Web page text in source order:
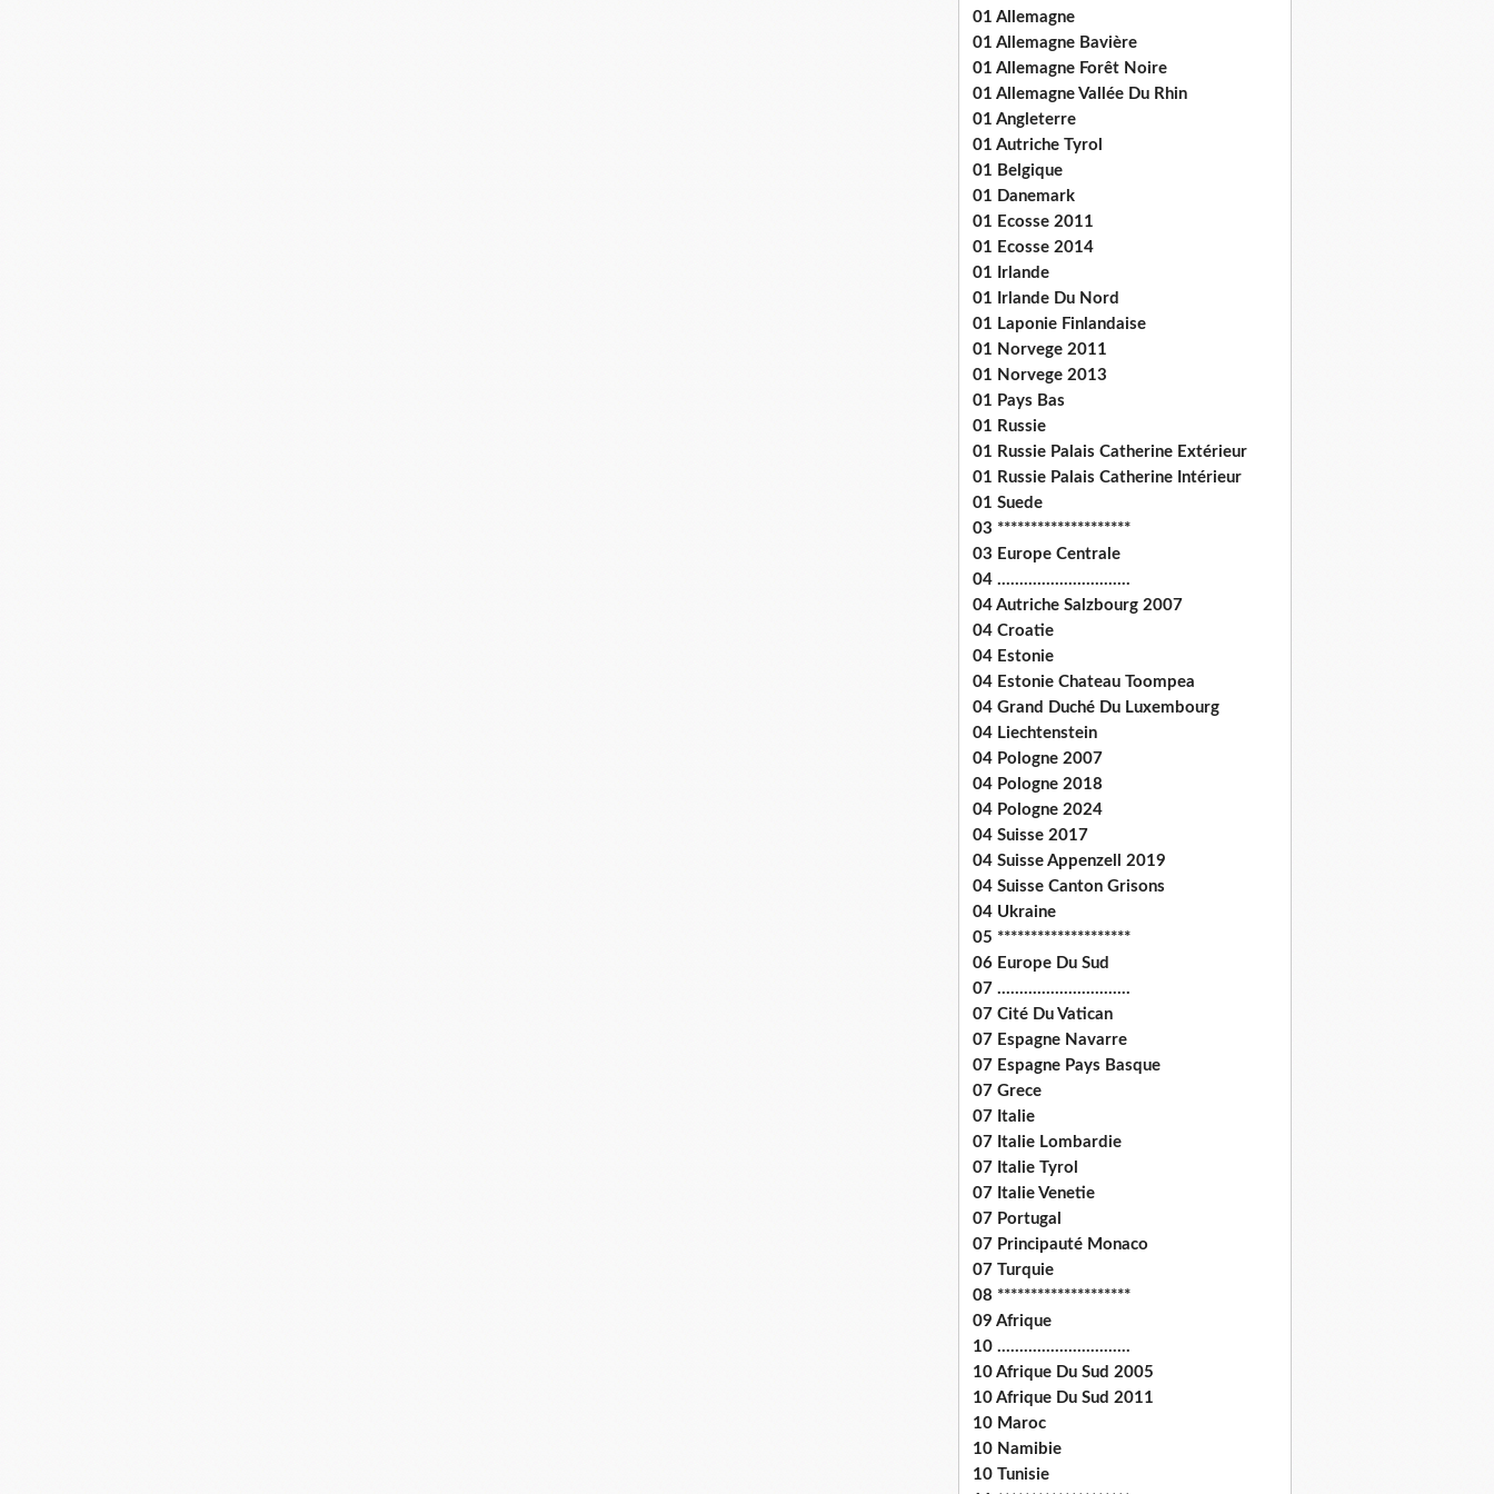
01 Allemagne
01 Allemagne Bavière
01 Allemagne Forêt Noire
01 Allemagne Vallée Du Rhin
01 Angleterre
01 Autriche Tyrol
01 Belgique
01 Danemark
01 Ecosse 2011
01 Ecosse 2014
01 Irlande
01 Irlande Du Nord
01 Laponie Finlandaise
01 Norvege 2011
01 Norvege 2013
01 Pays Bas
01 Russie
01 Russie Palais Catherine Extérieur
01 Russie Palais Catherine Intérieur
01 Suede
03 ********************
03 Europe Centrale
04 ..............................
04 Autriche Salzbourg 2007
04 Croatie
04 Estonie
04 Estonie Chateau Toompea
04 Grand Duché Du Luxembourg
04 Liechtenstein
04 Pologne 2007
04 Pologne 2018
04 Pologne 2024
04 Suisse 2017
04 Suisse Appenzell 2019
04 Suisse Canton Grisons
04 Ukraine
05 ********************
06 Europe Du Sud
07 ..............................
07 Cité Du Vatican
07 Espagne Navarre
07 Espagne Pays Basque
07 Grece
07 Italie
07 Italie Lombardie
07 Italie Tyrol
07 Italie Venetie
07 Portugal
07 Principauté Monaco
07 Turquie
08 ********************
09 Afrique
10 ..............................
10 Afrique Du Sud 2005
10 Afrique Du Sud 2011
10 Maroc
10 Namibie
10 Tunisie